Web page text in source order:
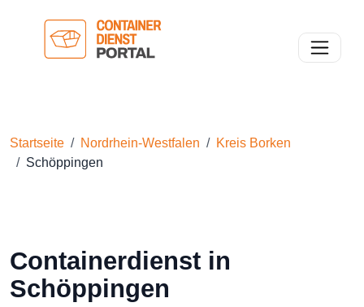
Toggle
Startseite Nordrhein-Westfalen
Kreis Borken
Schöppingen
Containerdienst in
Schöppingen